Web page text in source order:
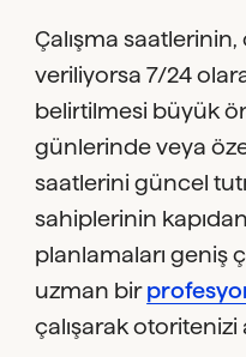
Çalışma
veriliyorsa 7/24
belirtilmesi büyük
günlerinde veya
saatlerini güncel
sahiplerinin
planlamaları geniş
uzman bir
çalışarak otoritenizi